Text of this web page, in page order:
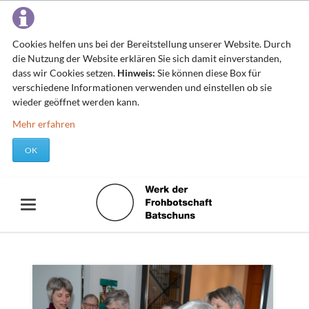
Cookies helfen uns bei der Bereitstellung unserer Website. Durch
die Nutzung der Website erklären Sie sich damit einverstanden,
dass wir Cookies setzen. Hinweis: Sie können diese Box für
verschiedene Informationen verwenden und einstellen ob sie
wieder geöffnet werden kann.
Mehr erfahren
OK